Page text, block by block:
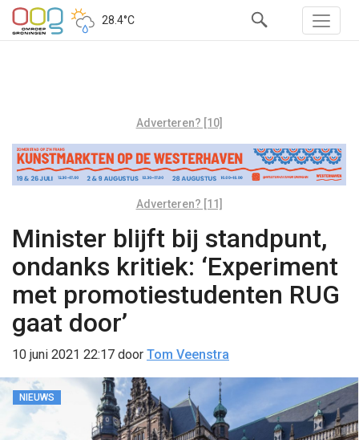
28.4°C
Adverteren? [10]
Adverteren? [11]
Minister blijft bij standpunt,
ondanks kritiek: ‘Experiment
met promotiestudenten RUG
gaat door’
10 juni 2021 22:17 door Tom Veenstra
NIEUWS